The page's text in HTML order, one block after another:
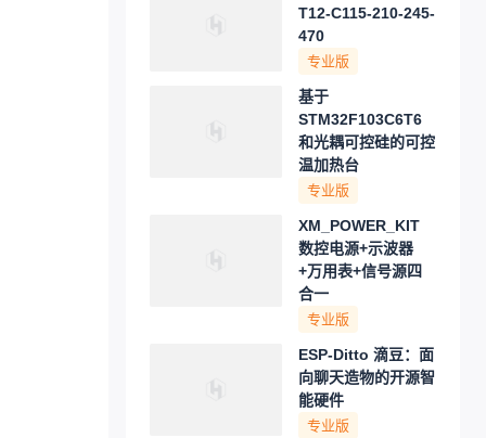
T12-C115-210-245-
470
专业版
基于
STM32F103C6T6
和光耦可控硅的可控
温加热台
专业版
XM_POWER_KIT
数控电源+示波器
+万用表+信号源四
合一
专业版
ESP-Ditto 滴豆：面
向聊天造物的开源智
能硬件
专业版